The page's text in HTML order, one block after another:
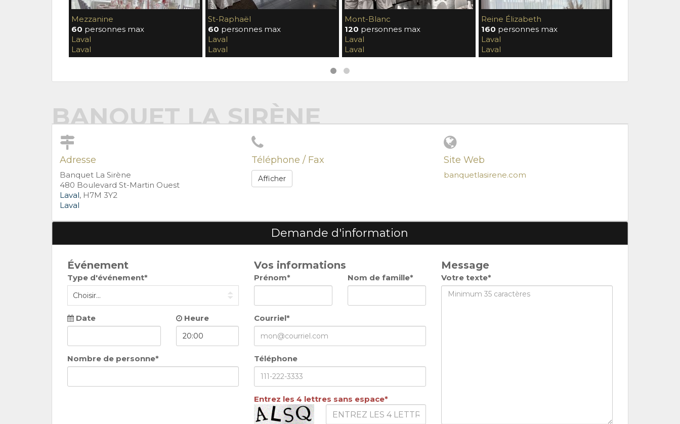
Mezzanine
60 personnes max
Laval
Laval
St-Raphaël
60 personnes max
Laval
Laval
Mont-Blanc
120 personnes max
Laval
Laval
Reine Élizabeth
160 personnes max
Laval
Laval
BANQUET LA SIRÈNE
Adresse
Banquet La Sirène
480 Boulevard St-Martin Ouest
Laval, H7M 3Y2
Laval
Téléphone / Fax
Afficher
Site Web
banquetlasirene.com
Demande d'information
Événement
Type d'événement*
Date Heure
Nombre de personne*
Vos informations
Prénom* Nom de famille*
Courriel*
Téléphone
Entrez les 4 lettres sans espace*
Message
Votre texte*